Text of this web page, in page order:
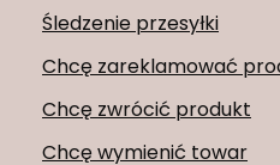
Śledzenie przesyłki
Chcę zareklamować
Chcę zwrócić produkt
Chcę wymienić towar